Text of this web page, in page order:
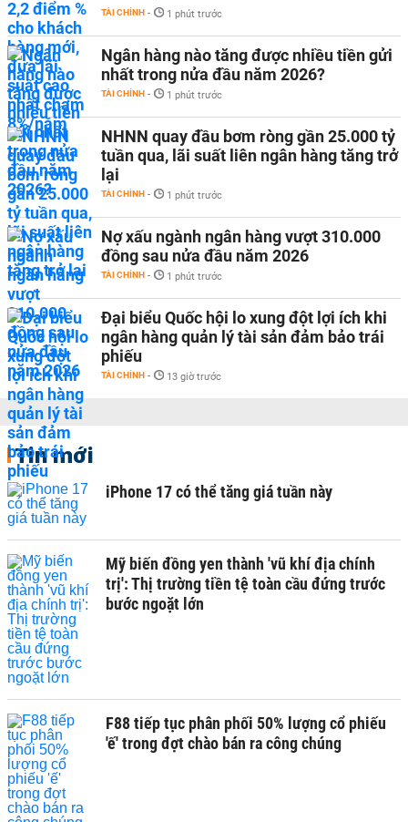
TÀI CHÍNH - 1 phút trước
Ngân hàng nào tăng được nhiều tiền gửi
nhất trong nửa đầu năm 2026?
TÀI CHÍNH - 1 phút trước
NHNN quay đầu bơm ròng gần 25.000 tỷ
tuần qua, lãi suất liên ngân hàng tăng trở
lại
TÀI CHÍNH - 1 phút trước
Nợ xấu ngành ngân hàng vượt 310.000
đồng sau nửa đầu năm 2026
TÀI CHÍNH - 1 phút trước
Đại biểu Quốc hội lo xung đột lợi ích khi
ngân hàng quản lý tài sản đảm bảo trái
phiếu
TÀI CHÍNH - 13 giờ trước
Tin mới
iPhone 17 có thể tăng giá tuần này
Mỹ biến đồng yen thành 'vũ khí địa chính
trị': Thị trường tiền tệ toàn cầu đứng trước
bước ngoặt lớn
F88 tiếp tục phân phối 50% lượng cổ phiếu
'ế' trong đợt chào bán ra công chúng